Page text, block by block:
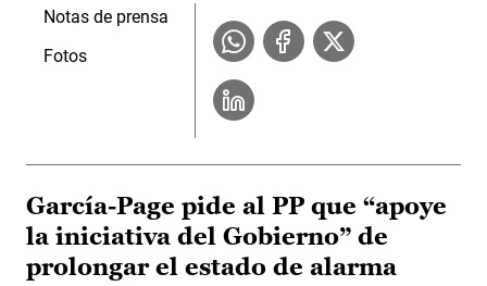
Notas de prensa
Fotos
García-Page pide al PP que “apoye
la iniciativa del Gobierno” de
prolongar el estado de alarma